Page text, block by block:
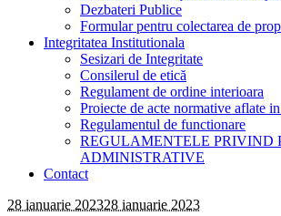
Dezbateri Publice
Formular pentru colectarea de
Integritatea Institutionala
Sesizari de Integritate
Consilerul de etică
Regulament de ordine interioara
Proiecte de acte normative aflate
Regulamentul de functionare
REGULAMENTELE PRIVIND
ADMINISTRATIVE
Contact
28 ianuarie 202328 ianuarie 2023